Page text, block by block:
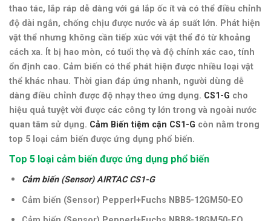
thao tác, lắp ráp dễ dàng với gá lắp ốc ít và có thể điều chỉnh
độ dài ngắn, chống chịu được nước và áp suất lớn. Phát hiện
vật thể nhưng không cần tiếp xúc với vật thể đó từ khoảng
cách xa. Ít bị hao mòn, có tuổi thọ và độ chính xác cao, tính
ổn định cao. Cảm biến có thể phát hiện được nhiều loại vật
thể khác nhau. Thời gian đáp ứng nhanh, người dùng dễ
dàng điều chỉnh được độ nhạy theo ứng dụng. CS1-G cho
hiệu quả tuyệt vời được các công ty lớn trong và ngoài nước
quan tâm sử dụng. Cảm Biến tiệm cận CS1-G còn nằm trong
top 5 loại cảm biến được ứng dụng phổ biến.
Top 5 loại cảm biến được ứng dụng phổ biến
Cảm biến (Sensor) AIRTAC CS1-G
Cảm biến (Sensor) Pepperl+Fuchs NBB5-12GM50-EO